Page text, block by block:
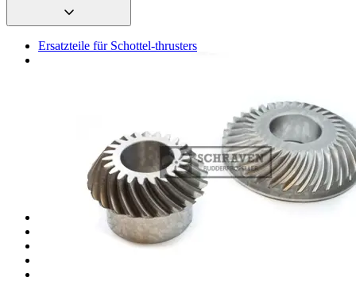
Ersatzteile für Schottel-thrusters
AQM601 Ersatzteile
AQM601CRP Ersatzteile
AQM800 Ersatzteile
AQM901 Ersatzteile
AQM901CRP Ersatzteile
Sonstiges Aquamaster Ersatzteile
Ersatzteile für Jastram thrusters
Ersatzteile für ZF (HRP) thrusters
Ersatzteile für Thrustmaster Thrusters